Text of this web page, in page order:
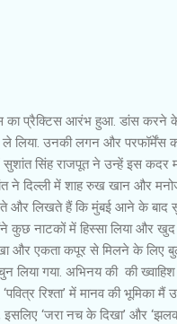
का प्रैक्टिस आरंभ हुआ. डांस करने के
ले लिया. उनकी लगन और
सिंह राजपूत ने उन्हें इस कदर
ने दिल्ली में शाह रुख खान और
लिखते हैं कि मुंबई आने के बाद
कुछ नाटकों में हिस्सा लिया और
और एकता कपूर से मिलने के लिए
लिया गया. अभिनय की की ख्वाहिश
रिश्ता’ में मानव की
इसलिए ‘जरा नच के दिखा’ और